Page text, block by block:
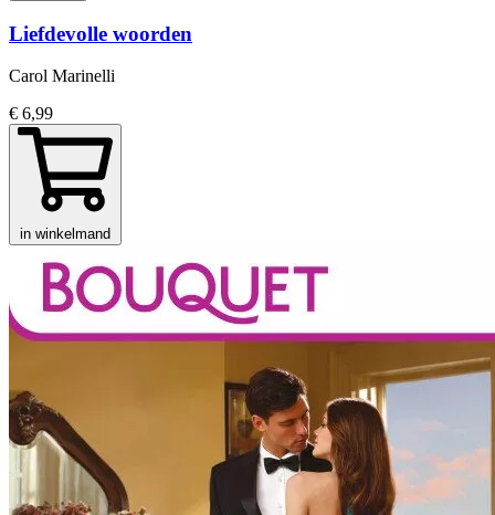
Liefdevolle woorden
Carol Marinelli
€ 6,99
in winkelmand